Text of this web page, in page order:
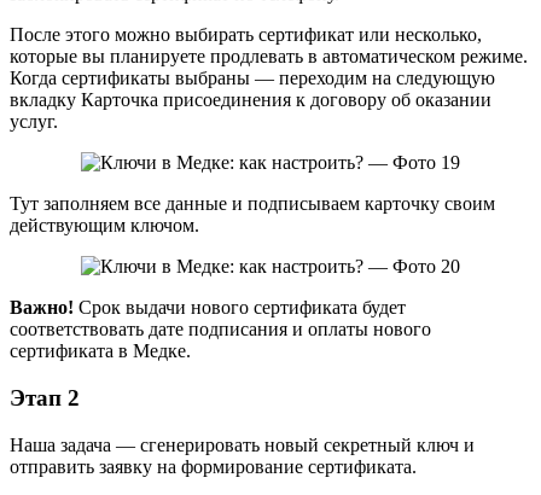
После этого можно выбирать сертификат или несколько,
которые вы планируете продлевать в автоматическом режиме.
Когда сертификаты выбраны — переходим на следующую
вкладку Карточка присоединения к договору об оказании
услуг.
Тут заполняем все данные и подписываем карточку своим
действующим ключом.
Важно! Срок выдачи нового сертификата будет
соответствовать дате подписания и оплаты нового
сертификата в Медке.
Этап 2
Наша задача — сгенерировать новый секретный ключ и
отправить заявку на формирование сертификата.